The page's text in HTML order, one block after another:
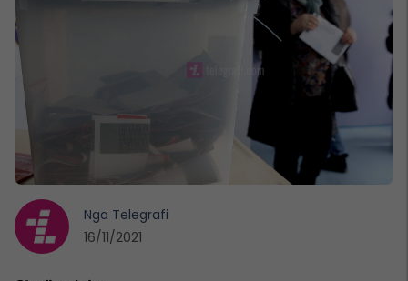
Nga Telegrafi
16/11/2021